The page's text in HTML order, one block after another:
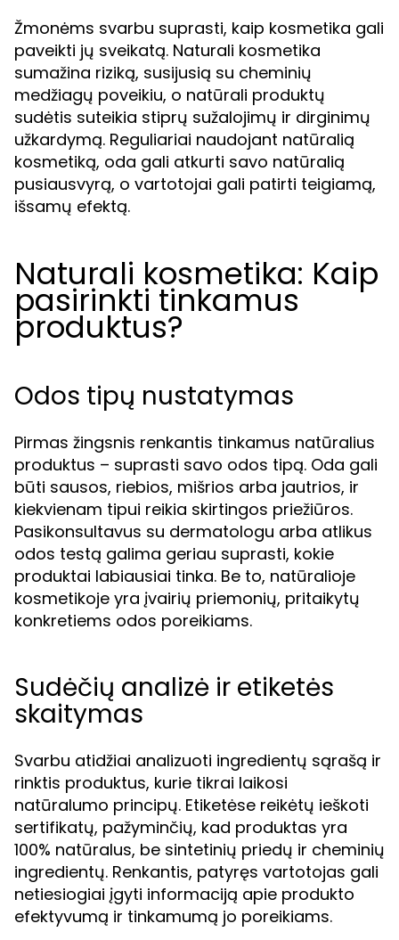
Žmonėms svarbu suprasti, kaip kosmetika gali
paveikti jų sveikatą. Naturali kosmetika
sumažina riziką, susijusią su cheminių
medžiagų poveikiu, o natūrali produktų
sudėtis suteikia stiprų sužalojimų ir dirginimų
užkardymą. Reguliariai naudojant natūralią
kosmetiką, oda gali atkurti savo natūralią
pusiausvyrą, o vartotojai gali patirti teigiamą,
išsamų efektą.
Naturali kosmetika: Kaip
pasirinkti tinkamus
produktus?
Odos tipų nustatymas
Pirmas žingsnis renkantis tinkamus natūralius
produktus – suprasti savo odos tipą. Oda gali
būti sausos, riebios, mišrios arba jautrios, ir
kiekvienam tipui reikia skirtingos priežiūros.
Pasikonsultavus su dermatologu arba atlikus
odos testą galima geriau suprasti, kokie
produktai labiausiai tinka. Be to, natūralioje
kosmetikoje yra įvairių priemonių, pritaikytų
konkretiems odos poreikiams.
Sudėčių analizė ir etiketės
skaitymas
Svarbu atidžiai analizuoti ingredientų sąrašą ir
rinktis produktus, kurie tikrai laikosi
natūralumo principų. Etiketėse reikėtų ieškoti
sertifikatų, pažyminčių, kad produktas yra
100% natūralus, be sintetinių priedų ir cheminių
ingredientų. Renkantis, patyręs vartotojas gali
netiesiogiai įgyti informaciją apie produkto
efektyvumą ir tinkamumą jo poreikiams.